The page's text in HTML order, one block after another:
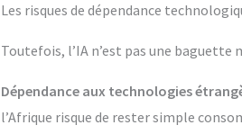
Les risques de dépendance
Toutefois, l’IA n’est pas une baguette
Dépendance aux technologies
l’Afrique risque de rester simple